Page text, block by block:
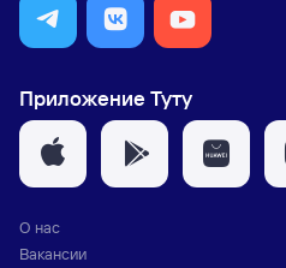
Приложение Туту
О нас
Вакансии